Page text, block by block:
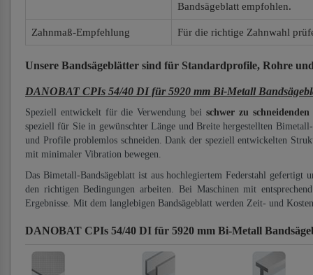
Bandsägeblatt empfohlen.
Zahnmaß-Empfehlung Für die richtige Zahnwahl
Unsere Bandsägeblätter sind für Standardprofile, Rohre
DANOBAT CPIs 54/40 DI für 5920 mm Bi-Metall
Speziell entwickelt für die Verwendung bei schwer zu
speziell für Sie in gewünschter Länge und Breite hergestellten
und Profile problemlos schneiden. Dank der speziell entwickelten
mit minimaler Vibration bewegen.
Das Bimetall-Bandsägeblatt ist aus hochlegiertem Federstahl
den richtigen Bedingungen arbeiten. Bei Maschinen mit
Ergebnisse. Mit dem langlebigen Bandsägeblatt werden Zeit- und
DANOBAT CPIs 54/40 DI für 5920 mm Bi-Metall